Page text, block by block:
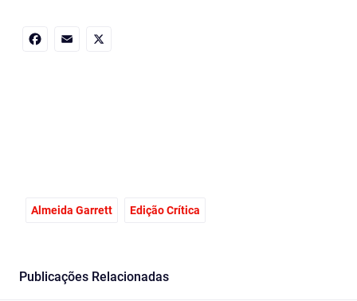
Almeida Garrett Edição Crítica
Publicações Relacionadas